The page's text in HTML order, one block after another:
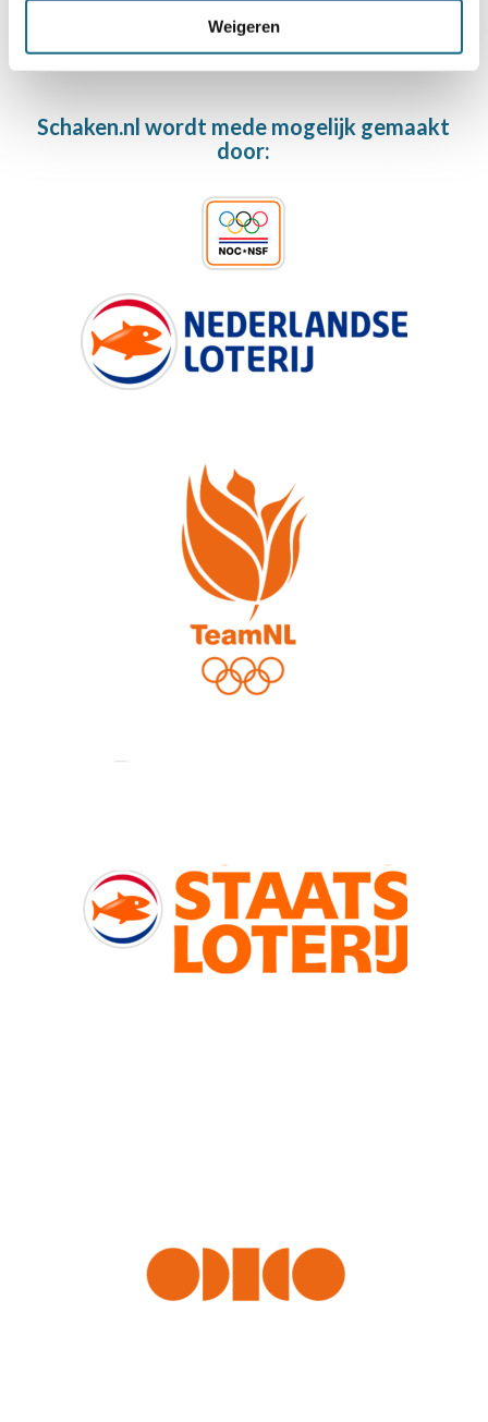
Weigeren
Schaken.nl wordt mede mogelijk gemaakt
door: